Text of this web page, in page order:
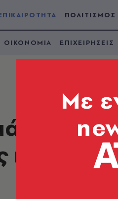
ΠΟΛΙΤΙΣΜΟΣ
ΟΙΚΟΝΟΜΙΑ ΕΠΙΧΕΙΡΗΣΕΙΣ
Mε